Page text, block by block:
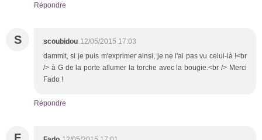
Répondre
S scoubidou 12/05/2015 17:03
dammit, si je puis m'exprimer ainsi, je ne l'ai pas vu celui-là !<br
/> à G de la porte allumer la torche avec la bougie.<br /> Merci
Fado !
Répondre
F